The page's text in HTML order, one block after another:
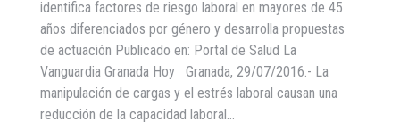
identifica factores de riesgo laboral en mayores de 45
años diferenciados por género y desarrolla propuestas
de actuación Publicado en: Portal de Salud La
Vanguardia Granada Hoy Granada, 29/07/2016.- La
manipulación de cargas y el estrés laboral causan una
reducción de la capacidad laboral…